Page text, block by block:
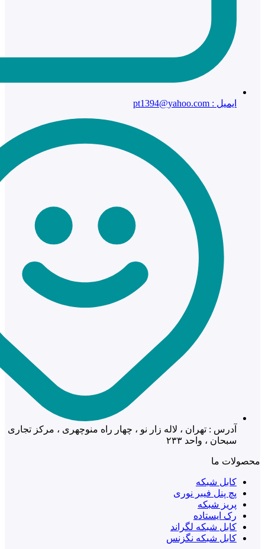
ایمیل : pt1394@yahoo.com
آدرس : تهران ، لاله زار نو ، چهار راه منوچهری ، مرکز تجاری
سبحان ، واحد ۲۳۳
محصولات ما
کابل شبکه
پچ پنل فیبر نوری
پریز شبکه
رک ایستاده
کابل شبکه لگراند
کابل شبکه نگزنس